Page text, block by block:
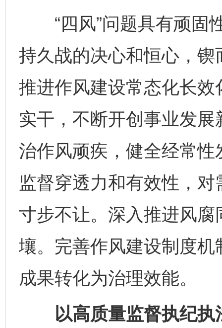
“四风”问题具有顽固
持久战的决心和恒心，
推进作风建设常态化长
实干，不断开创事业发
治作风顽疾，健全经常
监督穿透力和有效性，
寸步不让。深入推进风腐
壤。完善作风建设制度
成果转化为治理效能。
以高质量监督执纪执